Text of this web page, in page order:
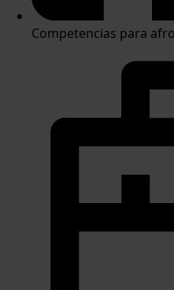
Competencias para